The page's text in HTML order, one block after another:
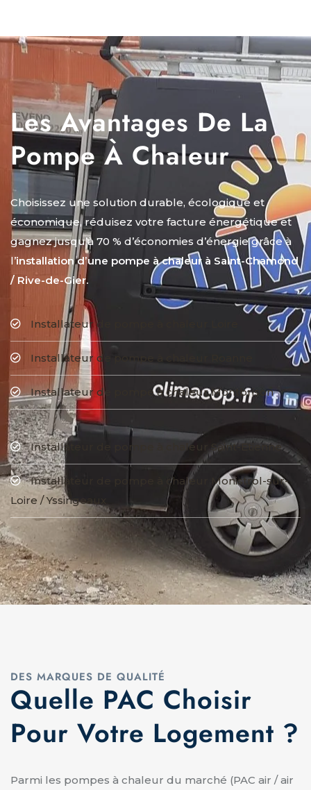
Les Avantages De La
Pompe À Chaleur
Choisissez une solution durable, écologique et
économique, réduisez votre facture énergétique et
gagnez jusqu’à 70 % d’économies d’énergie grâce à
l’installation d’une pompe à chaleur à Saint-Chamond
/ Rive-de-Gier.
Installateur de pompe à chaleur Loire
Installateur de pompe à chaleur Roanne
Installateur de pompe à chaleur Montbrison
Installateur de pompe à chaleur Saint-Etienne
Installateur de pompe à chaleur Monistrol-sur-
Loire / Yssingeaux
DES MARQUES DE QUALITÉ
Quelle PAC Choisir
Pour Votre Logement ?
Parmi les pompes à chaleur du marché (PAC air / air